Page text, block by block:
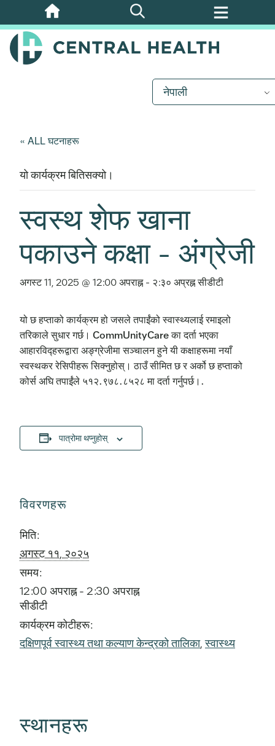
मुख्य
सामग्रीमा
जानुहोस्
नेपाली
« ALL घटनाहरू
यो कार्यक्रम बितिसक्यो।
स्वस्थ शेफ खाना
पकाउने कक्षा - अंग्रेजी
अगस्ट 11, 2025 @ 12:00 अपराह्न- २:३० अप्रह्नसीडीटी
यो छ हप्ताको कार्यक्रम हो जसले तपाईंको स्वास्थ्यलाई रमाइलो
तरिकाले सुधार गर्छ। CommUnityCare का दर्ता भएका
आहारविद्हरूद्वारा अङ्ग्रेजीमा सञ्चालन हुने यी कक्षाहरूमा नयाँ
स्वस्थकर रेसिपीहरू सिक्नुहोस्। ठाउँ सीमित छ र अर्को छ हप्ताको
कोर्स अघि तपाईंले ५१२.९७८.८५२८ मा दर्ता गर्नुपर्छ।.
पात्रोमा थप्नुहोस्
विवरणहरू
मिति:
अगस्ट ११, २०२५
समय:
12:00 अपराह्न - 2:30 अपराह्न
सीडीटी
कार्यक्रम कोटीहरू:
दक्षिणपूर्व स्वास्थ्य तथा कल्याण केन्द्रको तालिका,स्वास्थ्य
स्थानहरू